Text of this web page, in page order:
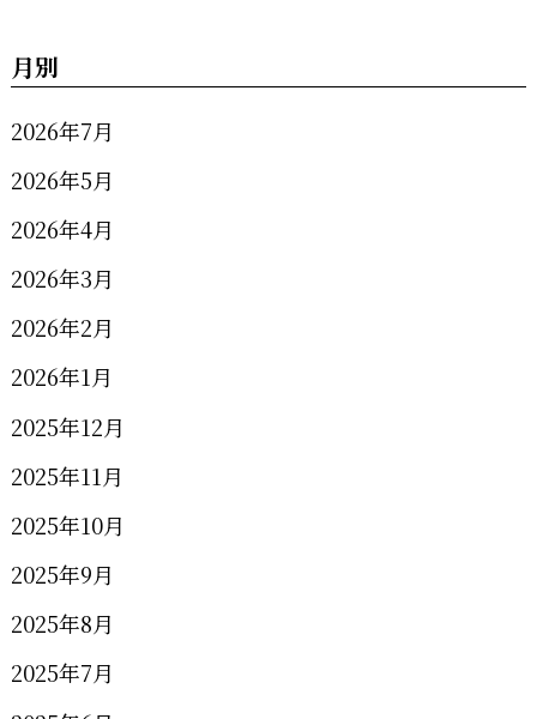
月別
2026年7月
2026年5月
2026年4月
2026年3月
2026年2月
2026年1月
2025年12月
2025年11月
2025年10月
2025年9月
2025年8月
2025年7月